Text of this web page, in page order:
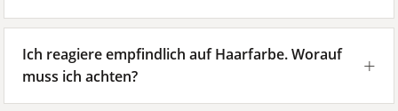
Ich reagiere empfindlich auf Haarfarbe. Worauf
muss ich achten?